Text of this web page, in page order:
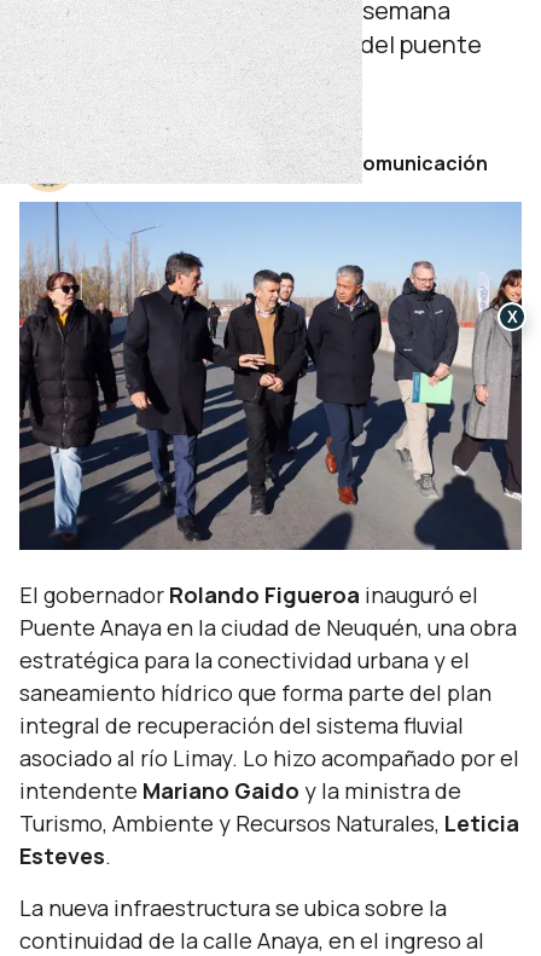
Limay. Además, anunció que la semana
próxima comenzarán las obras del puente
sobre el arroyo Carranza.
miércoles 24 de junio de 2026
Por Secretaría de Prensa y Comunicación
El gobernador Rolando Figueroa inauguró el
Puente Anaya en la ciudad de Neuquén, una obra
estratégica para la conectividad urbana y el
saneamiento hídrico que forma parte del plan
integral de recuperación del sistema fluvial
asociado al río Limay. Lo hizo acompañado por el
intendente Mariano Gaido y la ministra de
Turismo, Ambiente y Recursos Naturales, Leticia
Esteves.
La nueva infraestructura se ubica sobre la
continuidad de la calle Anaya, en el ingreso al
X